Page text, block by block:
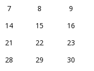
7 8
9
14 15
16
21 22
23
28 29
30